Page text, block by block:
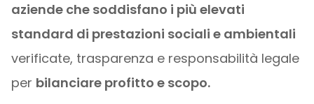
aziende che soddisfano i più elevati
standard di prestazioni sociali e ambientali
verificate, trasparenza e responsabilità legale
per bilanciare profitto e scopo.